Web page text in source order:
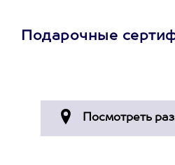
Подарочные